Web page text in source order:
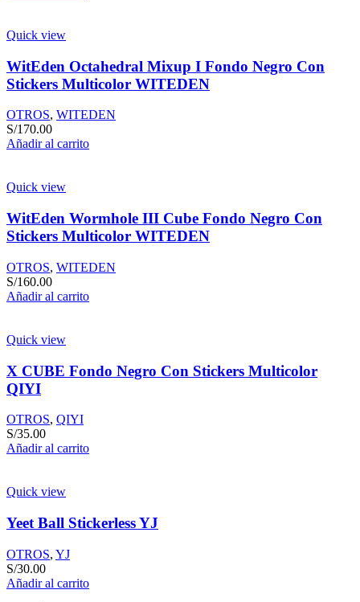
Quick view
WitEden Octahedral Mixup I Fondo Negro Con
Stickers Multicolor WITEDEN
OTROS, WITEDEN
S/170.00
Añadir al carrito
Quick view
WitEden Wormhole III Cube Fondo Negro Con
Stickers Multicolor WITEDEN
OTROS, WITEDEN
S/160.00
Añadir al carrito
Quick view
X CUBE Fondo Negro Con Stickers Multicolor
QIYI
OTROS, QIYI
S/35.00
Añadir al carrito
Quick view
Yeet Ball Stickerless YJ
OTROS, YJ
S/30.00
Añadir al carrito